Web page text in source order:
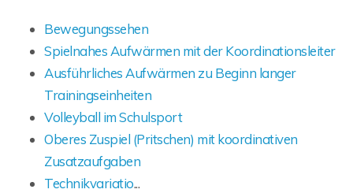
Bewegungssehen
Spielnahes Aufwärmen mit der Koordinationsleiter
Ausführliches Aufwärmen zu Beginn langer
Trainingseinheiten
Volleyball im Schulsport
Oberes Zuspiel (Pritschen) mit koordinativen
Zusatzaufgaben
Technikvariatio...